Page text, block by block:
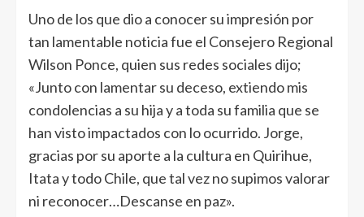
Uno de los que dio a conocer su impresión por
tan lamentable noticia fue el Consejero Regional
Wilson Ponce, quien sus redes sociales dijo;
«Junto con lamentar su deceso, extiendo mis
condolencias a su hija y a toda su familia que se
han visto impactados con lo ocurrido. Jorge,
gracias por su aporte a la cultura en Quirihue,
Itata y todo Chile, que tal vez no supimos valorar
ni reconocer…Descanse en paz».